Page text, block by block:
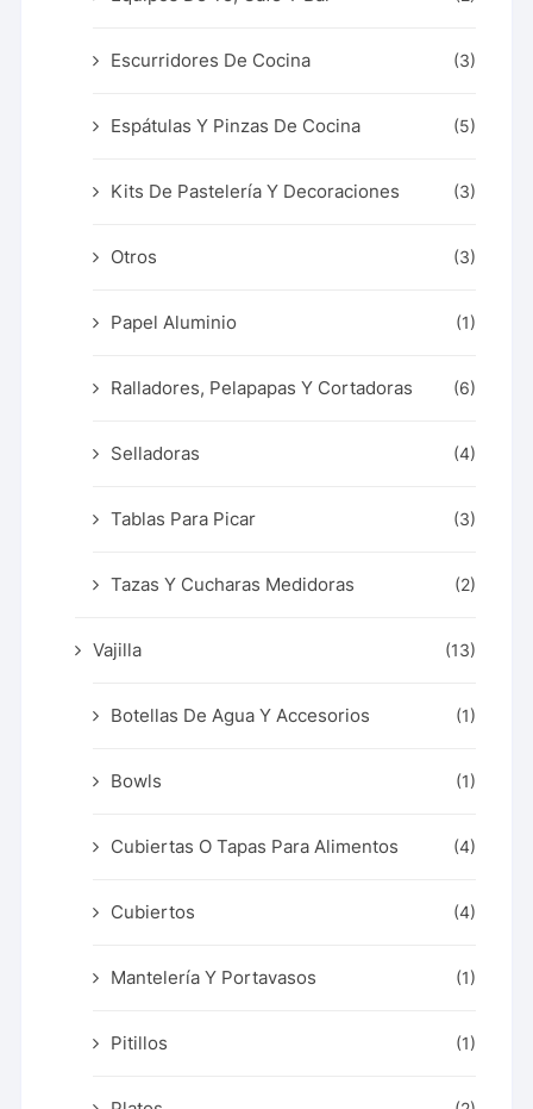
Escurridores De Cocina (3)
Espátulas Y Pinzas De Cocina (5)
Kits De Pastelería Y Decoraciones (3)
Otros (3)
Papel Aluminio (1)
Ralladores, Pelapapas Y Cortadoras (6)
Selladoras (4)
Tablas Para Picar (3)
Tazas Y Cucharas Medidoras (2)
Vajilla (13)
Botellas De Agua Y Accesorios (1)
Bowls (1)
Cubiertas O Tapas Para Alimentos (4)
Cubiertos (4)
Mantelería Y Portavasos (1)
Pitillos (1)